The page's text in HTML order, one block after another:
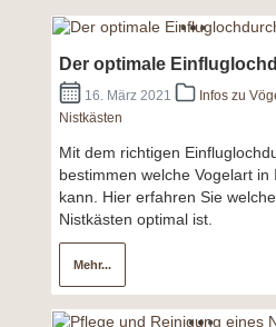
Der optimale
16. März 2021 Infos zu
Nistkästen
Mit dem richtigen
bestimmen welche Vogelart
kann. Hier erfahren Sie
Nistkästen optimal ist.
Mehr...